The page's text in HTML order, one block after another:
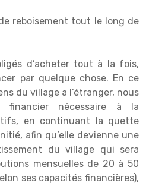
reboisement tout le long de
d’acheter tout à la fois,
par quelque chose. En ce
du village a l’étranger, nous
financier nécessaire à la
en continuant la quette
afin qu’elle devienne une
du village qui sera
mensuelles de 20 à 50
ses capacités financières),